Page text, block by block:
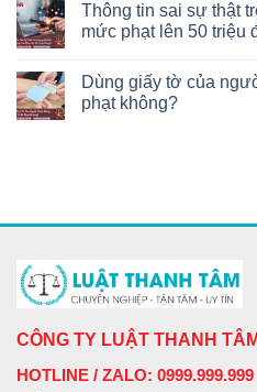
Thông tin sai sự thật
mức phạt lên 50 triệu
Dùng giấy tờ của
phạt không?
CÔNG TY LUẬT THANH TÂM
HOTLINE / ZALO: 0999.999.999